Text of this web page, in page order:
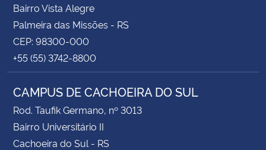
Bairro Vista Alegre
Palmeira das Missões - RS
CEP: 98300-000
+55 (55) 3742-8800
CAMPUS DE CACHOEIRA DO SUL
Rod. Taufik Germano, nº 3013
Bairro Universitário II
Cachoeira do Sul - RS